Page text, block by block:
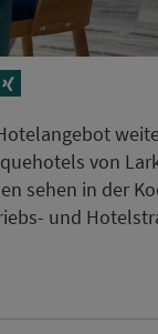
von
sehen in der
und